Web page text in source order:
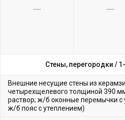
Стены, перегородки /
Внешние несущие стены из
четырехщелевого толщиной 390
раствор; ж/б оконные перемычки с
ж/б пояс с утеплением)